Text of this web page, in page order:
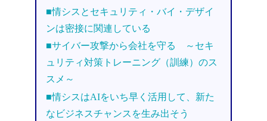
■情シスとセキュリティ・バイ・デザイ
ンは密接に関連している
■サイバー攻撃から会社を守る ～セキ
ュリティ対策トレーニング（訓練）のス
スメ～
■情シスはAIをいち早く活用して、新た
なビジネスチャンスを生み出そう